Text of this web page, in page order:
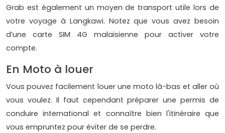
Grab est également un moyen de transport utile lors de
votre voyage à Langkawi. Notez que vous avez besoin
d’une carte SIM 4G malaisienne pour activer votre
compte.
En Moto à louer
Vous pouvez facilement louer une moto là-bas et aller où
vous voulez. Il faut cependant préparer une permis de
conduire international et connaître bien l'itinéraire que
vous empruntez pour éviter de se perdre.